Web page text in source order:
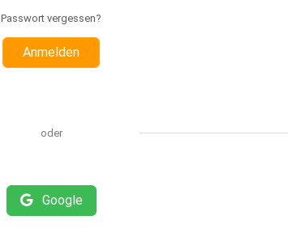
Passwort vergessen?
Anmelden
oder
Google